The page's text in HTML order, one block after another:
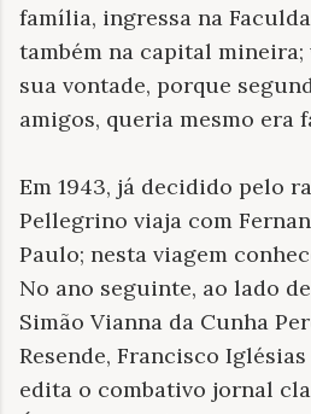
família, ingressa na
também na capital
sua vontade, porque
amigos, queria mesmo era
Em 1943, já decidido pelo
Pellegrino viaja com
Paulo; nesta viagem
No ano seguinte, ao lado
Simão Vianna da Cunha
Resende, Francisco
edita o combativo jornal